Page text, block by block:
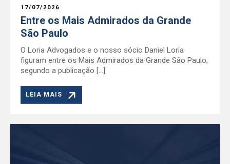
17/07/2026
Entre os Mais Admirados da Grande
São Paulo
O Loria Advogados e o nosso sócio Daniel Loria
figuram entre os Mais Admirados da Grande São Paulo,
segundo a publicação […]
LEIA MAIS